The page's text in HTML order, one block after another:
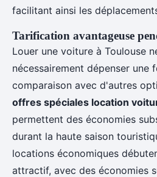
facilitant ainsi les
Tarification avantageuse
Louer une voiture à Toulouse
nécessairement dépenser une
comparaison avec d'autres
offres spéciales location
permettent des économies
durant la haute saison
locations économiques
attractif, avec des économies